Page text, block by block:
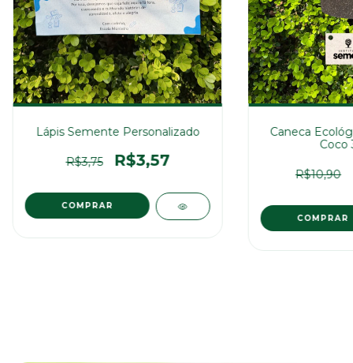
Lápis Semente Personalizado
R$3,75 R$3,57
COMPRAR
Caneca
Coco
R$10,90
COMPRAR